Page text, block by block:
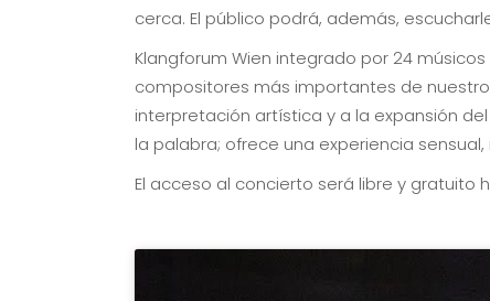
cerca. El público podrá, además,
Klangforum Wien integrado por 24
compositores más importantes de
interpretación artística y a la expansión
la palabra; ofrece una experiencia
El acceso al concierto será libre y gratuito